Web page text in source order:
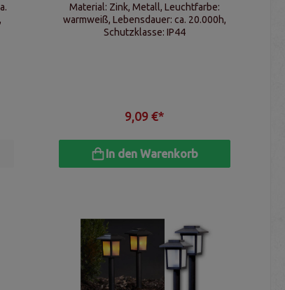
Material: Zink, Metall, Leuchtfarbe:
warmweiß, Lebensdauer: ca. 20.000h,
Schutzklasse: IP44
9,09 €*
In den Warenkorb